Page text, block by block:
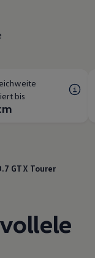
bis
GTX Tourer